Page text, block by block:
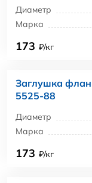
Диаметр
Марка
173 ₽/кг
Заглушка
5525-88
Диаметр
Марка
173 ₽/кг